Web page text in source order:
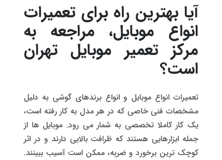
آیا بهترین راه برای تعمیرات
انواع موبایل، مراجعه به
مرکز تعمیر موبایل تهران
است؟
تعمیرات انواع موبایل و انواع برندهای گوشی به دلیل
مشخصات فنی خاصی که در هر مدل به کار رفته است،
یک کار کاملا تخصصی به شمار می رود. موبایل ها از
جمله ابزارهایی هستند که ظرافت بالایی دارند و در اثر
کوچک ترین برخورد و ضربه، ممکن است آسیب ببینند.